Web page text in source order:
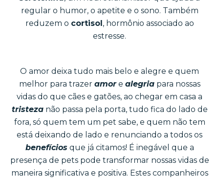
regular o humor, o apetite e o sono. Também
reduzem o cortisol, hormônio associado ao
estresse.
O amor deixa tudo mais belo e alegre e quem
melhor para trazer amore alegriapara nossas
vidas do que cães e gatões, ao chegar em casa a
tristezanão passa pela porta, tudo fica do lado de
fora, só quem tem um pet sabe, e quem não tem
está deixando de lado e renunciando a todos os
benefícios que já citamos! É inegável que a
presença de pets pode transformar nossas vidas de
maneira significativa e positiva. Estes companheiros